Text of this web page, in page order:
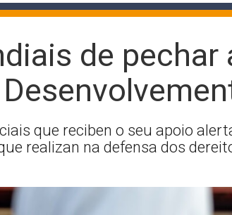
de pechar
que reciben o seu apoio
realizan na defensa dos